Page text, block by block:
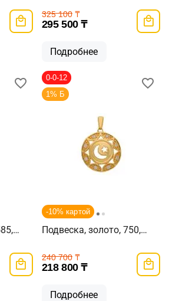
325 100 ₸
295 500 ₸
Подробнее
0-0-12
1% Б
-10% картой
Подвеска, золото, 750,
240 700 ₸
218 800 ₸
Подробнее